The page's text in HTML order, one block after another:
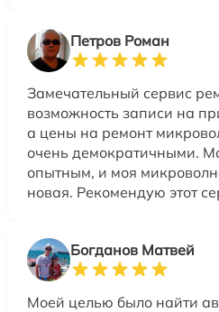
Петров Роман
Замечательный сервис
возможность записи на
а цены на ремонт
очень демократичными.
опытным, и моя
новая. Рекомендую этот
Богданов Матвей
Моей целью было найти